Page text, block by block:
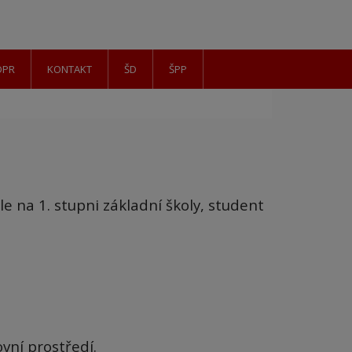
KONTAKT ŠD ŠPP
na 1. stupni základní školy, student
prostředí.